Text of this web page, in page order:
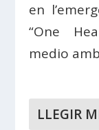
en
“One
medio
LLEGIR